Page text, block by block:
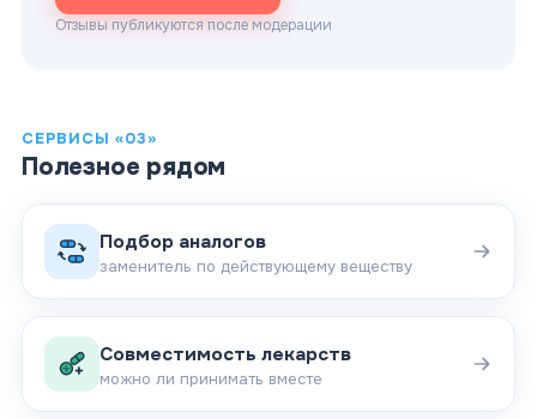
Отзывы публикуются после модерации
СЕРВИСЫ «03»
Полезное рядом
Подбор аналогов
заменитель по действующему веществу
Совместимость лекарств
можно ли принимать вместе